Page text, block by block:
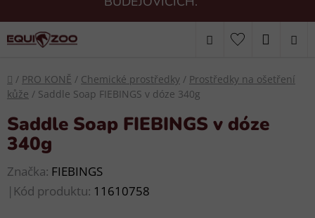
Hledat
KOŠÍK
Domů
/ PRO KONĚ / Chemické prostředky / Prostředky na ošetření
kůže / Saddle Soap FIEBINGS v dóze 340g
Saddle Soap FIEBINGS v dóze
340g
Značka: FIEBINGS
| Kód produktu: 11610758